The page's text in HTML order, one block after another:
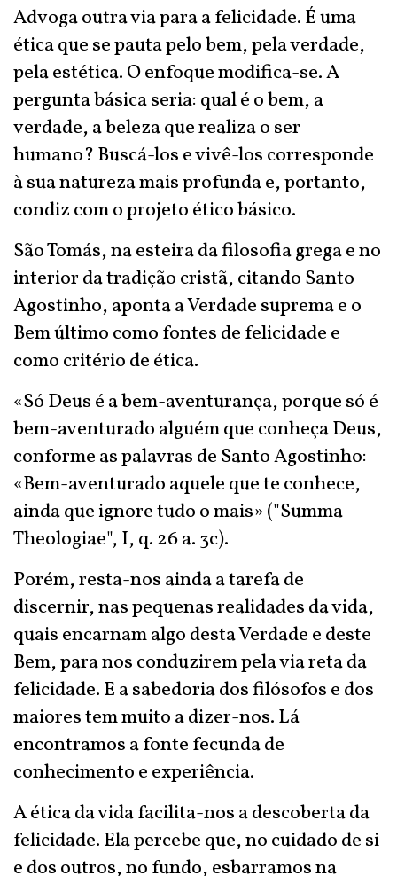
Advoga outra via para a felicidade. É uma
ética que se pauta pelo bem, pela verdade,
pela estética. O enfoque modifica-se. A
pergunta básica seria: qual é o bem, a
verdade, a beleza que realiza o ser
humano? Buscá-los e vivê-los corresponde
à sua natureza mais profunda e, portanto,
condiz com o projeto ético básico.
São Tomás, na esteira da filosofia grega e no
interior da tradição cristã, citando Santo
Agostinho, aponta a Verdade suprema e o
Bem último como fontes de felicidade e
como critério de ética.
«Só Deus é a bem-aventurança, porque só é
bem-aventurado alguém que conheça Deus,
conforme as palavras de Santo Agostinho:
«Bem-aventurado aquele que te conhece,
ainda que ignore tudo o mais» ("Summa
Theologiae", I, q. 26 a. 3c).
Porém, resta-nos ainda a tarefa de
discernir, nas pequenas realidades da vida,
quais encarnam algo desta Verdade e deste
Bem, para nos conduzirem pela via reta da
felicidade. E a sabedoria dos filósofos e dos
maiores tem muito a dizer-nos. Lá
encontramos a fonte fecunda de
conhecimento e experiência.
A ética da vida facilita-nos a descoberta da
felicidade. Ela percebe que, no cuidado de si
e dos outros, no fundo, esbarramos na